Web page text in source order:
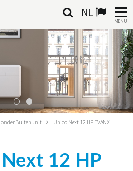
NL
MENU
Buitenunit Unico Next 12 HP EVANX
12 HP